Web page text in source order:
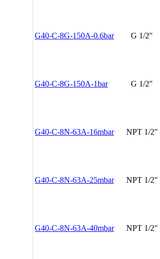
G40-C-8G-150A-0.6bar G 1/2"
G40-C-8G-150A-1bar G 1/2"
G40-C-8N-63A-16mbar NPT 1/2"
G40-C-8N-63A-25mbar NPT 1/2"
G40-C-8N-63A-40mbar NPT 1/2"